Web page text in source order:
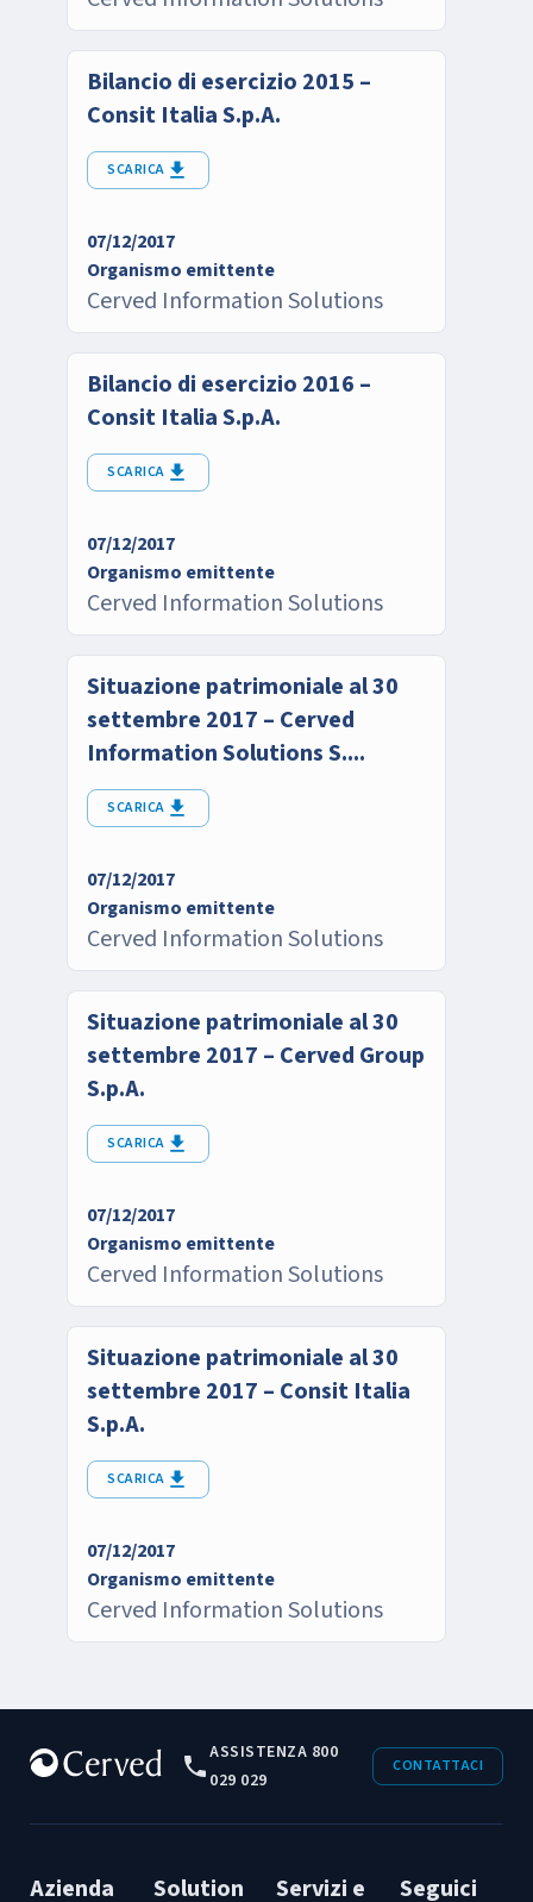
Bilancio di esercizio 2015 –
Consit Italia S.p.A.
SCARICA
07/12/2017
Organismo emittente
Cerved Information Solutions
Bilancio di esercizio 2016 –
Consit Italia S.p.A.
SCARICA
07/12/2017
Organismo emittente
Cerved Information Solutions
Situazione patrimoniale al 30
settembre 2017 – Cerved
Information Solutions S....
SCARICA
07/12/2017
Organismo emittente
Cerved Information Solutions
Situazione patrimoniale al 30
settembre 2017 – Cerved Group
S.p.A.
SCARICA
07/12/2017
Organismo emittente
Cerved Information Solutions
Situazione patrimoniale al 30
settembre 2017 – Consit Italia
S.p.A.
SCARICA
07/12/2017
Organismo emittente
Cerved Information Solutions
ASSISTENZA 800
029 029
CONTATTACI
Azienda Solution Servizi e Seguici